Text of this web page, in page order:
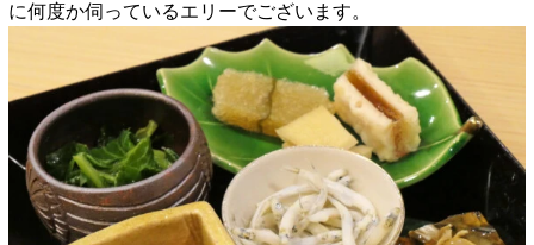
に何度か伺っているエリーでございます。